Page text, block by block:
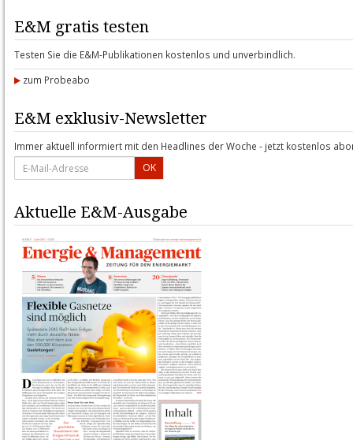
E&M gratis testen
Testen Sie die E&M-Publikationen kostenlos und unverbindlich.
zum Probeabo
E&M exklusiv-Newsletter
Immer aktuell informiert mit den Headlines der Woche - jetzt kostenlos
OK
Aktuelle E&M-Ausgabe